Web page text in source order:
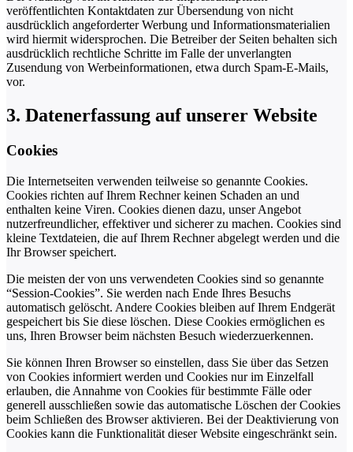
veröffentlichten Kontaktdaten zur Übersendung von nicht
ausdrücklich angeforderter Werbung und Informationsmaterialien
wird hiermit widersprochen. Die Betreiber der Seiten behalten sich
ausdrücklich rechtliche Schritte im Falle der unverlangten
Zusendung von Werbeinformationen, etwa durch Spam-E-Mails,
vor.
3. Datenerfassung auf unserer Website
Cookies
Die Internetseiten verwenden teilweise so genannte Cookies.
Cookies richten auf Ihrem Rechner keinen Schaden an und
enthalten keine Viren. Cookies dienen dazu, unser Angebot
nutzerfreundlicher, effektiver und sicherer zu machen. Cookies sind
kleine Textdateien, die auf Ihrem Rechner abgelegt werden und die
Ihr Browser speichert.
Die meisten der von uns verwendeten Cookies sind so genannte
“Session-Cookies”. Sie werden nach Ende Ihres Besuchs
automatisch gelöscht. Andere Cookies bleiben auf Ihrem Endgerät
gespeichert bis Sie diese löschen. Diese Cookies ermöglichen es
uns, Ihren Browser beim nächsten Besuch wiederzuerkennen.
Sie können Ihren Browser so einstellen, dass Sie über das Setzen
von Cookies informiert werden und Cookies nur im Einzelfall
erlauben, die Annahme von Cookies für bestimmte Fälle oder
generell ausschließen sowie das automatische Löschen der Cookies
beim Schließen des Browser aktivieren. Bei der Deaktivierung von
Cookies kann die Funktionalität dieser Website eingeschränkt sein.